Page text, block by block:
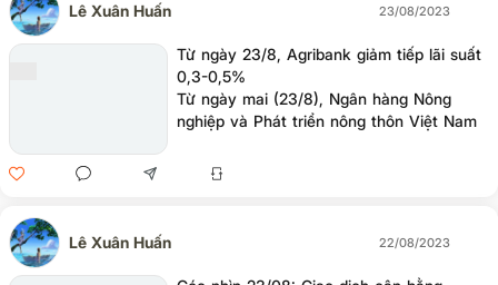
Lê Xuân Huấn 23/08/2023
Từ ngày 23/8, Agribank giảm tiếp lãi suất
0,3-0,5%
Từ ngày mai (23/8), Ngân hàng Nông
nghiệp và Phát triển nông thôn Việt Nam
suất huy động, với mức giảm từ 0,3% đến
Lê Xuân Huấn
22/08/2023